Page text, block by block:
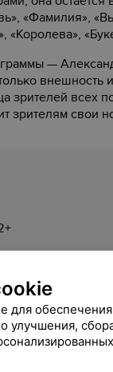
«Фамилия»,
—
зрителей всех
зрителям свои
для обеспечения
улучшения,